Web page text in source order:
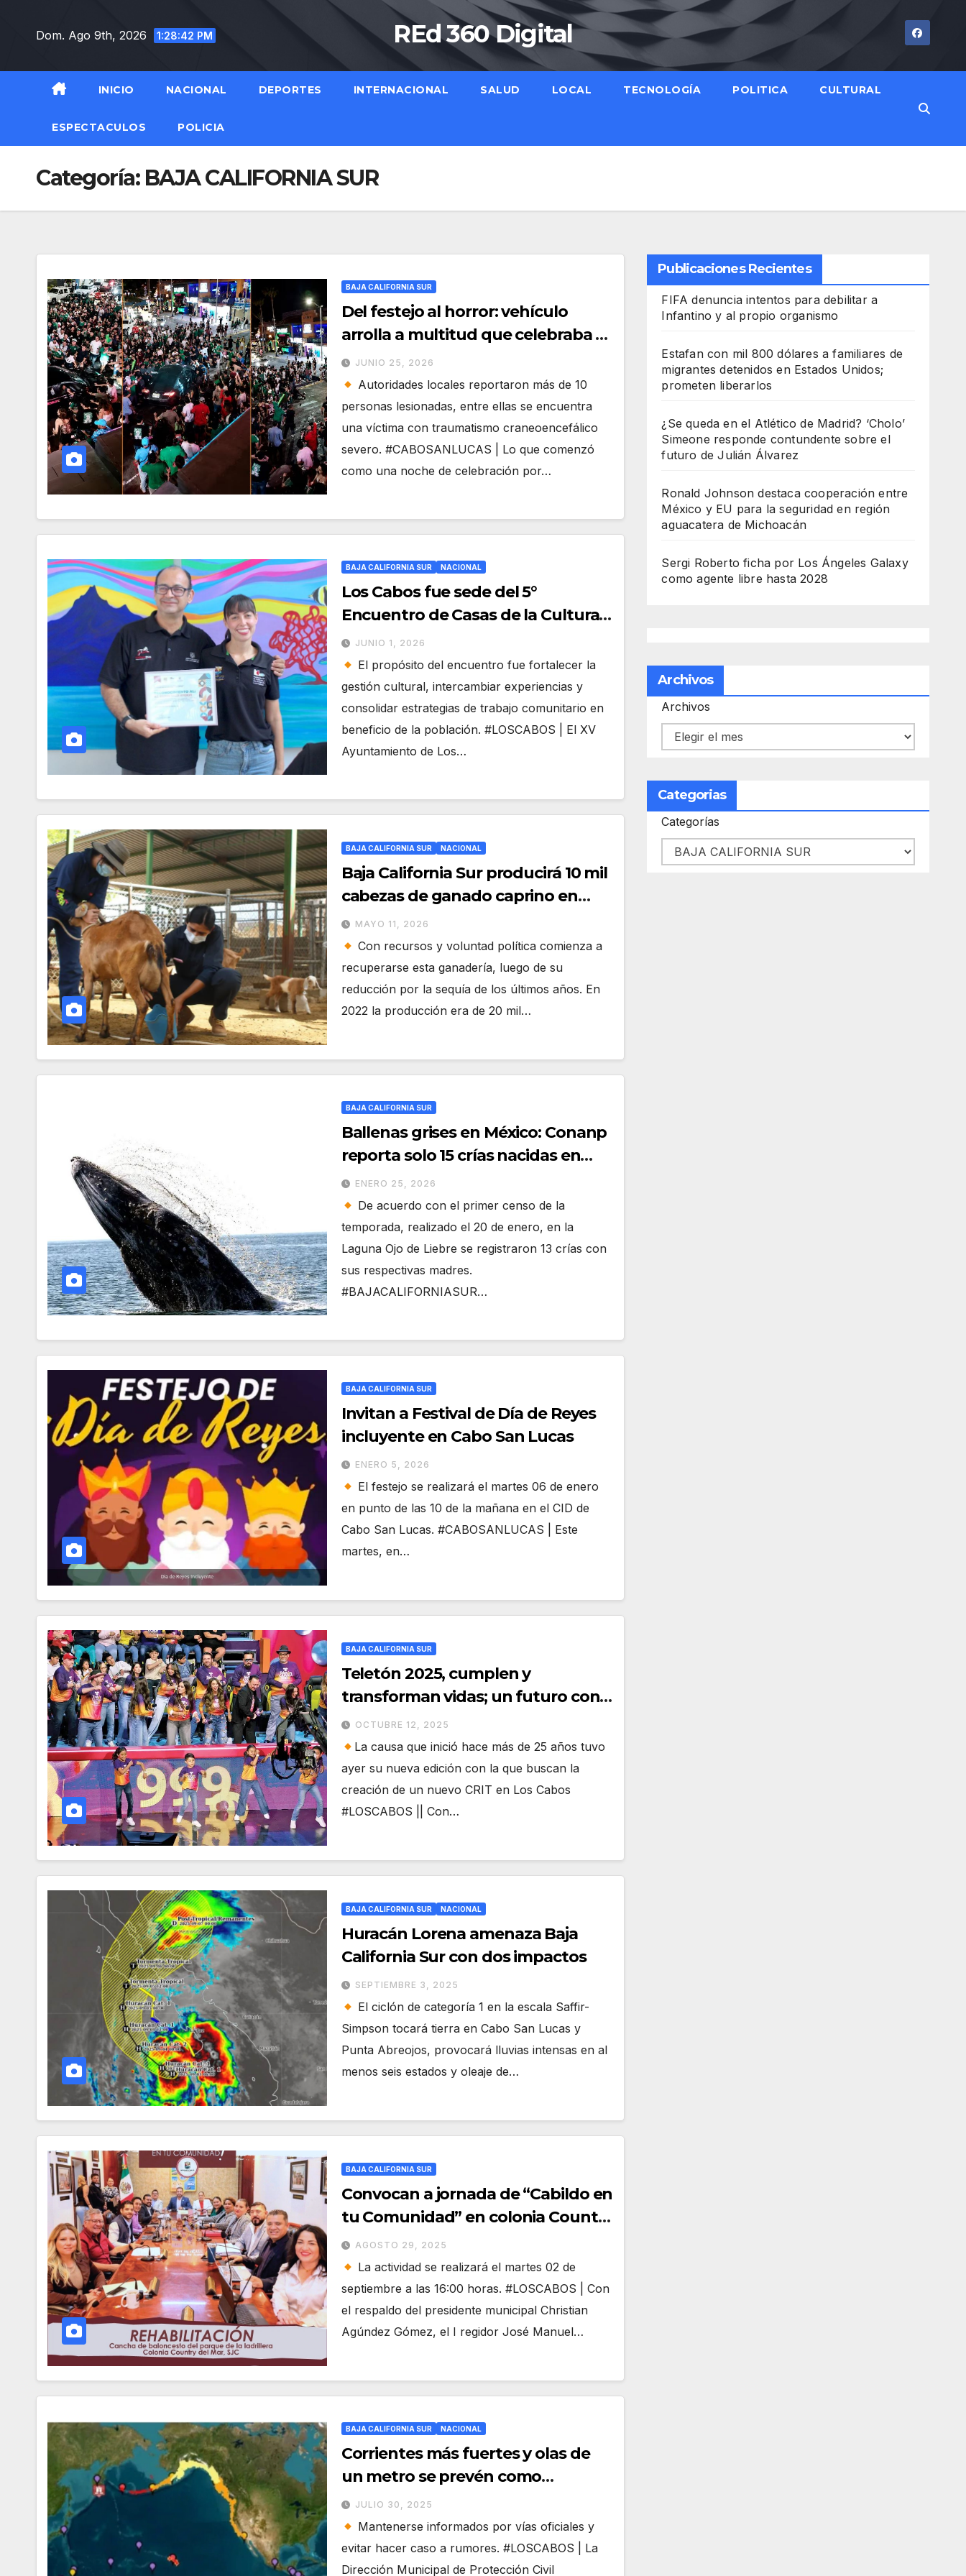
Dom. Ago 9th, 2026 1:28:43 PM REd 360 Digital
INICIO NACIONAL DEPORTES INTERNACIONAL SALUD LOCAL TECNOLOGÍA POLITICA CULTURAL
ESPECTACULOS POLICIA
Categoría: BAJA CALIFORNIA SUR
BAJA CALIFORNIA SUR
Del festejo al horror: vehículo
arrolla a multitud que celebraba el
triunfo de la Selección Mexicana
en Los Cabos
JUNIO 25, 2026
Autoridades locales reportaron más de 10
personas lesionadas, entre ellas se encuentra
una víctima con traumatismo craneoencefálico
severo. #CABOSANLUCAS | Lo que comenzó
como una noche de celebración por…
BAJA CALIFORNIA SUR NACIONAL
Los Cabos fue sede del 5°
Encuentro de Casas de la Cultura
de Baja California Sur
JUNIO 1, 2026
El propósito del encuentro fue fortalecer la
gestión cultural, intercambiar experiencias y
consolidar estrategias de trabajo comunitario en
beneficio de la población. #LOSCABOS | El XV
Ayuntamiento de Los…
BAJA CALIFORNIA SUR NACIONAL
Baja California Sur producirá 10 mil
cabezas de ganado caprino en
2026
MAYO 11, 2026
Con recursos y voluntad política comienza a
recuperarse esta ganadería, luego de su
reducción por la sequía de los últimos años. En
2022 la producción era de 20 mil…
BAJA CALIFORNIA SUR
Ballenas grises en México: Conanp
reporta solo 15 crías nacidas en
Baja California Sur
ENERO 25, 2026
De acuerdo con el primer censo de la
temporada, realizado el 20 de enero, en la
Laguna Ojo de Liebre se registraron 13 crías con
sus respectivas madres.
#BAJACALIFORNIASUR…
BAJA CALIFORNIA SUR
Invitan a Festival de Día de Reyes
incluyente en Cabo San Lucas
ENERO 5, 2026
El festejo se realizará el martes 06 de enero
en punto de las 10 de la mañana en el CID de
Cabo San Lucas. #CABOSANLUCAS | Este
martes, en…
BAJA CALIFORNIA SUR
Teletón 2025, cumplen y
transforman vidas; un futuro con
más oportunidades
OCTUBRE 12, 2025
La causa que inició hace más de 25 años tuvo
ayer su nueva edición con la que buscan la
creación de un nuevo CRIT en Los Cabos
#LOSCABOS || Con…
BAJA CALIFORNIA SUR NACIONAL
Huracán Lorena amenaza Baja
California Sur con dos impactos
SEPTIEMBRE 3, 2025
El ciclón de categoría 1 en la escala Saffir-
Simpson tocará tierra en Cabo San Lucas y
Punta Abreojos, provocará lluvias intensas en al
menos seis estados y oleaje de…
BAJA CALIFORNIA SUR
Convocan a jornada de “Cabildo en
tu Comunidad” en colonia Country
del Mar, en San José del Cabo
AGOSTO 29, 2025
La actividad se realizará el martes 02 de
septiembre a las 16:00 horas. #LOSCABOS | Con
el respaldo del presidente municipal Christian
Agúndez Gómez, el I regidor José Manuel…
BAJA CALIFORNIA SUR NACIONAL
Corrientes más fuertes y olas de
un metro se prevén como
consecuencia de sismo en Océano
Pacífico
JULIO 30, 2025
Mantenerse informados por vías oficiales y
evitar hacer caso a rumores. #LOSCABOS | La
Dirección Municipal de Protección Civil
Publicaciones Recientes
FIFA denuncia intentos para debilitar a
Infantino y al propio organismo
Estafan con mil 800 dólares a familiares de
migrantes detenidos en Estados Unidos;
prometen liberarlos
¿Se queda en el Atlético de Madrid? ‘Cholo’
Simeone responde contundente sobre el
futuro de Julián Álvarez
Ronald Johnson destaca cooperación entre
México y EU para la seguridad en región
aguacatera de Michoacán
Sergi Roberto ficha por Los Ángeles Galaxy
como agente libre hasta 2028
Archivos
Archivos
Categorias
Categorías